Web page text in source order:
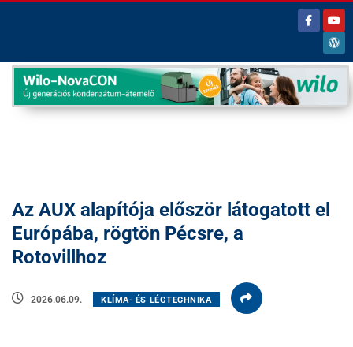
Az AUX alapítója először látogatott el
Európába, rögtön Pécsre, a
Rotovillhoz
2026.06.09. KLÍMA- ÉS LÉGTECHNIKA